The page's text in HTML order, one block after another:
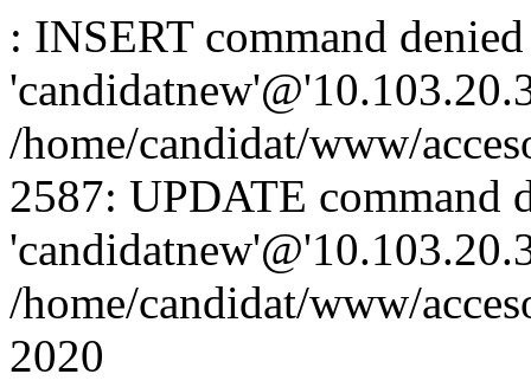
: INSERT command
/home/candidat/www/
2587: UPDATE command
/home/candidat/www/
2020